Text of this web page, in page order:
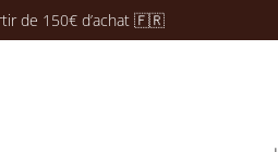
de 150€ d’achat 🇫🇷